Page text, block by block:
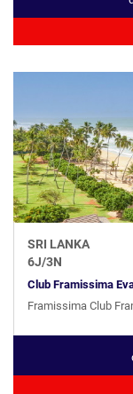
SRI LANKA
6J/3N
Club Framissima
Framissima Club